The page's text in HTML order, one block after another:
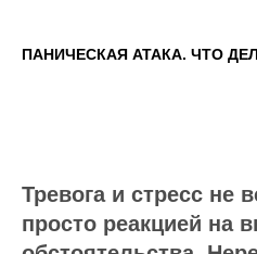
ПАНИЧЕСКАЯ АТАКА. ЧТО
Тревога и стресс не
просто реакцией на